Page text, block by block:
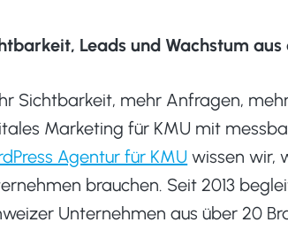
Leads und Wachstum aus
Sichtbarkeit, mehr Anfragen,
Marketing für KMU mit
Agentur für KMU wissen wir,
brauchen. Seit 2013
Unternehmen aus über 20